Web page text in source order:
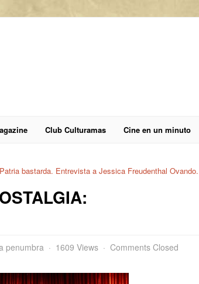
Club Culturamas Cine en un minuto
Patria bastarda. Entrevista a Jessica Freudenthal Ovando.
penumbra 1609 Views Comments Closed